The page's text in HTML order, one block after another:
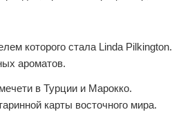
которого стала Linda Pilkington.
ароматов.
в Турции и Марокко.
карты восточного мира.